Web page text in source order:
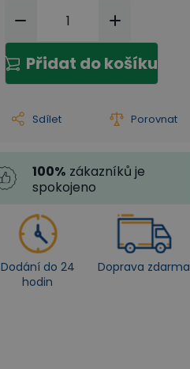
Přidat do košíku
Sdílet Porovnat
100% zákazníků je
spokojeno
Dodání do 24
hodin
Doprava zdarma